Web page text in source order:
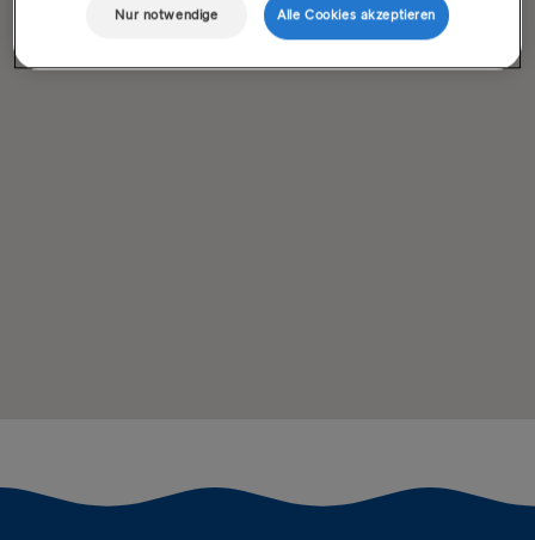
Nur notwendige Alle Cookies akzeptieren